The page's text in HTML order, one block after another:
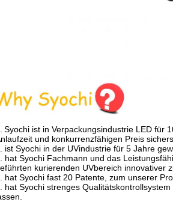
Syochi ist in Verpackungsindustrie LED für
und konkurrenzfähigen Preis
ist Syochi in der UVindustrie für 5 Jahre
hat Syochi Fachmann und das
kurierenden UVbereich innovativer
hat Syochi fast 20 Patente, zum unserer
hat Syochi strenges